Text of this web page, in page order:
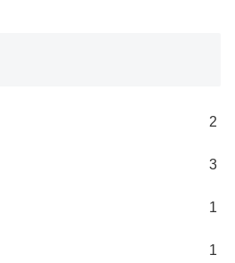
2
3
1
1